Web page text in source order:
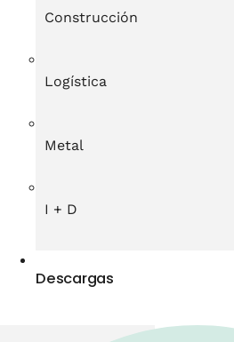
Construcción
Logística
Metal
I + D
Descargas